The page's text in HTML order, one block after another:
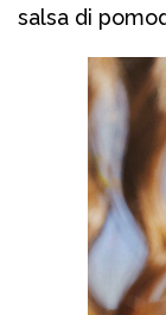
salsa di